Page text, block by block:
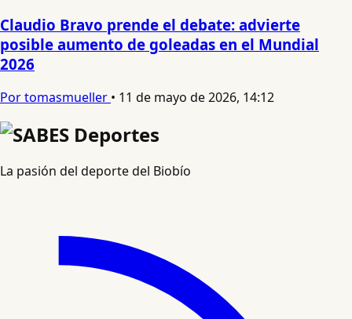
Claudio Bravo prende el debate: advierte
posible aumento de goleadas en el Mundial
2026
Por tomasmueller • 11 de mayo de 2026, 14:12
La pasión del deporte del Biobío